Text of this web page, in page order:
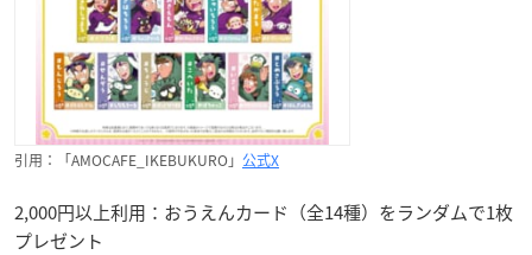
引用：「AMOCAFE_IKEBUKURO」 公式X
2,000円以上利用：おうえんカード（全14種）をランダムで1枚
プレゼント